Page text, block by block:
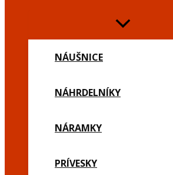
NÁUŠNICE
NÁHRDELNÍKY
NÁRAMKY
PRÍVESKY